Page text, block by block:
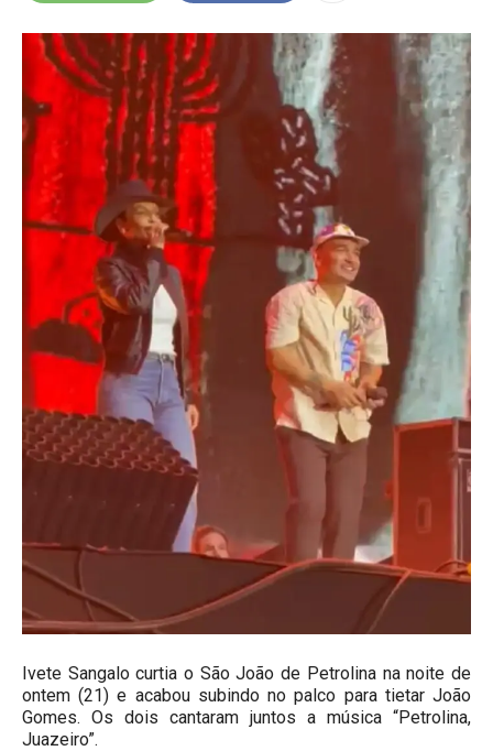
Ivete Sangalo curtia o São João de Petrolina na noite de
ontem (21) e acabou subindo no palco para tietar João
Gomes. Os dois cantaram juntos a música “Petrolina,
Juazeiro”.